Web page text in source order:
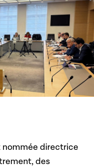
nommée directrice
des